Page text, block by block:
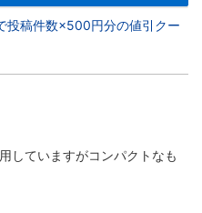
投稿件数×500円分の値引クー
していますがコンパクトなも